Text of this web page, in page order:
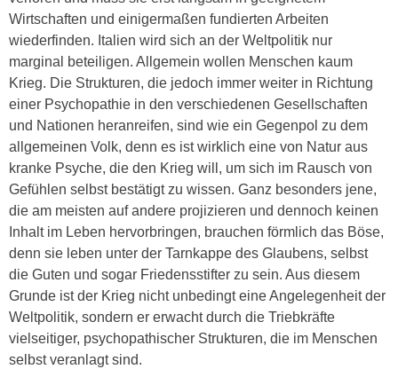
Wirtschaften und einigermaßen fundierten Arbeiten
wiederfinden. Italien wird sich an der Weltpolitik nur
marginal beteiligen. Allgemein wollen Menschen kaum
Krieg. Die Strukturen, die jedoch immer weiter in Richtung
einer Psychopathie in den verschiedenen Gesellschaften
und Nationen heranreifen, sind wie ein Gegenpol zu dem
allgemeinen Volk, denn es ist wirklich eine von Natur aus
kranke Psyche, die den Krieg will, um sich im Rausch von
Gefühlen selbst bestätigt zu wissen. Ganz besonders jene,
die am meisten auf andere projizieren und dennoch keinen
Inhalt im Leben hervorbringen, brauchen förmlich das Böse,
denn sie leben unter der Tarnkappe des Glaubens, selbst
die Guten und sogar Friedensstifter zu sein. Aus diesem
Grunde ist der Krieg nicht unbedingt eine Angelegenheit der
Weltpolitik, sondern er erwacht durch die Triebkräfte
vielseitiger, psychopathischer Strukturen, die im Menschen
selbst veranlagt sind.